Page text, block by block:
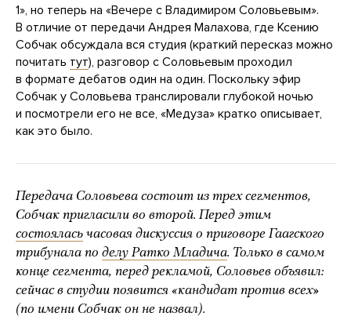
1», но теперь на «Вечере с Владимиром Соловьевым».
В отличие от передачи Андрея Малахова, где Ксению
Собчак обсуждала вся студия (краткий пересказ можно
почитать тут), разговор с Соловьевым проходил
в формате дебатов один на один. Поскольку эфир
Собчак у Соловьева транслировали глубокой ночью
и посмотрели его не все, «Медуза» кратко описывает,
как это было.
Передача Соловьева состоит из трех сегментов,
Собчак пригласили во второй. Перед этим
состоялась часовая дискуссия о приговоре Гаагского
трибунала по делу Ратко Младича. Только в самом
конце сегмента, перед рекламой, Соловьев объявил:
сейчас в студии появится «кандидат против всех»
(по имени Собчак он не назвал).